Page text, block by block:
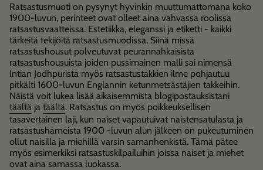
Ratsastusmuoti on pysynyt hyvinkin muuttumattomana koko
1900-luvun, perinteet ovat olleet aina vahvassa roolissa
ratsastusvaatteissa. Estetiikka, eleganssi ja etiketti - kaikki
tärkeitä tekijöitä ratsastusmuodissa. Siinä missä
ratsastushousut polveutuvat peurannahkaisista
ratsastushousuista joiden pussimainen malli sai nimensä
Intian Jodhpurista myös ratsastustakkien ilme pohjautuu
pitkälti 1600-luvun Englannin ketunmetsästäjien takkeihin.
Näistä voit lukea lisää aikaisemmista blogipostauksistani
täältä ja täältä. Ratsastus on myös poikkeuksellisen
tasavertainen laji, kun naiset vapautuivat naistensatulasta ja
ratsastushameista 1900 -luvun alun jälkeen on pukeutuminen
ollut naisilla ja miehillä varsin samanhenkistä. Tämä pätee
myös esimerkiksi ratsastuskilpailuihin joissa naiset ja miehet
ovat aina samassa luokassa.